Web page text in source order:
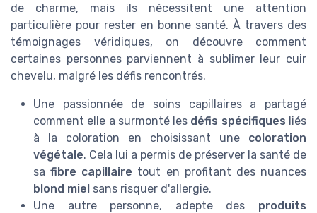
de charme, mais ils nécessitent une attention
particulière pour rester en bonne santé. À travers des
témoignages véridiques, on découvre comment
certaines personnes parviennent à sublimer leur cuir
chevelu, malgré les défis rencontrés.
Une passionnée de soins capillaires a partagé
comment elle a surmonté les défis spécifiques liés
à la coloration en choisissant une coloration
végétale. Cela lui a permis de préserver la santé de
safibre capillaire tout en profitant des nuances
blond miel sans risquer d'allergie.
Une autre personne, adepte des produits